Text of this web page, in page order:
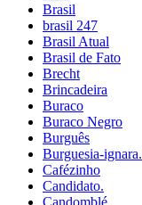
Brasil
brasil 247
Brasil Atual
Brasil de Fato
Brecht
Brincadeira
Buraco
Buraco Negro
Burguês
Burguesia-ignara.
Cafézinho
Candidato.